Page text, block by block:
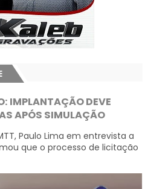
IMPLANTAÇÃO DEVE
APÓS SIMULAÇÃO
Paulo Lima em entrevista a
que o processo de licitação